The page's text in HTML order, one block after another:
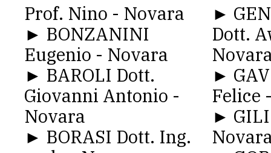
Prof. Nino - Novara
► BONZANINI
Eugenio - Novara
► BAROLI Dott.
Giovanni Antonio -
Novara
► BORASI Dott. Ing.
►
Dott.
►
Felice
►